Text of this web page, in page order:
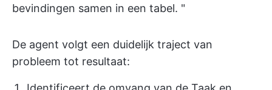
bevindingen samen in een tabel. "
De agent volgt een duidelijk traject van
probleem tot resultaat: